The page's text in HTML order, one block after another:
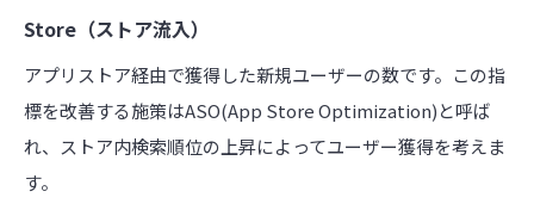
Store（ストア流入）
アプリストア経由で獲得した新規ユーザーの数です。この指
標を改善する施策はASO(App Store Optimization)と呼ば
れ、ストア内検索順位の上昇によってユーザー獲得を考えま
す。